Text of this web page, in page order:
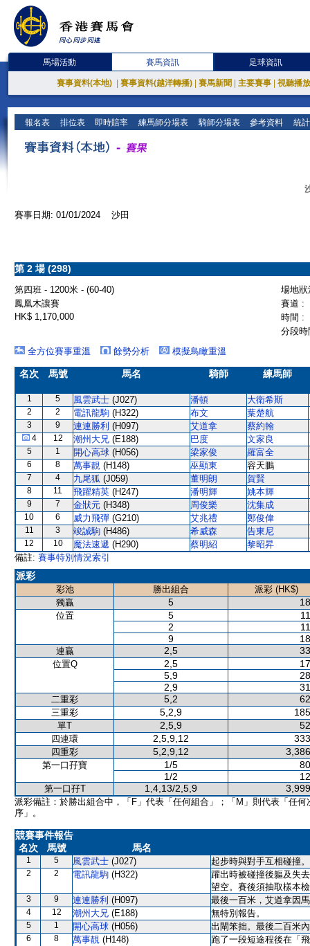
馬場活動 賽馬資訊 足球資訊
賽事資料(本地) 賽事資料(越洋轉播) 賽馬新聞 主要賽事 視聽播
報名表 排位表 即時賠率 練馬師分場表 騎師分場表 參考資料 統
賽事日期: 01/01/2024 沙田
第 2 場 (298)
第四班 - 1200米 - (60-40)
場地
鳳凰木讓賽
賽道 :
HK$ 1,170,000
時間 :
分段
全方位賽事重溫
餘勢分析 模擬鳥瞰重溫
名次 馬號 馬名 騎師 練馬師
1 5 風雲武士 (J027) 潘頓 大衛希斯
2 2 電訊龍駒 (H322) 布文 葉楚航
3 9 連連勝利 (H097) 艾道拿 蔡約翰
4 12 潮州大兄 (E188) 巴度 文家良
5 1 開心高球 (H056) 梁家俊 羅富全
6 8 萬事靚 (H148) 巫顯東 容天鵬
7 4 九尾狐 (J059) 董明朗 賀賢
8 11 飛躍精英 (H247) 潘明輝 姚本輝
9 7 金狀元 (H348) 周俊樂 沈集成
10 6 威力飛彈 (G210) 艾兆禮 鄭俊偉
11 3 竣誠駒 (H486) 希威森 告東尼
12 10 魔法速遞 (H290) 蔡明紹
黎昭昇
備註: 賽事特別情況索引
派彩
彩池 勝出組合
派彩 (HK$)
獨贏
5
位置 5
2
9
連贏 2,5
位置Q 2,5
5,9
2,9
二重彩 5,2
三重彩 5,2,9
單T 2,5,9
四連環 2,5,9,12
四重彩 5,2,9,12
第一口孖寶 1/5
1/2
第一口孖T 1,4,13/2,5,9
派彩備註：於勝出組合中，「F」代表「任何組合」；「M」則代表「任何
序」。
競賽事件報告
名次
馬號 馬名
1 5 風雲武士 (J027) 起步時與對手互相碰撞
2 2 電訊龍駒 (H322)
躍出時被碰撞後軀及失
望空。賽後須抽取樣本
3 9 連連勝利 (H097) 最後一百米，艾道拿因
4 12 潮州大兄 (E188) 無特別報告。
5 1 開心高球 (H056) 出閘笨拙。最後二百米
6 8 萬事靚 (H148)
跑了一段短途程後在「